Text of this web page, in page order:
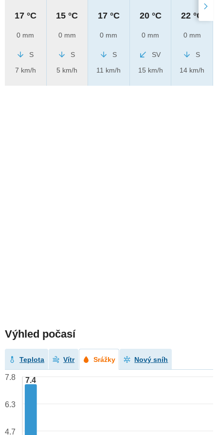
17 °C
0 mm
S
7 km/h
15 °C
0 mm
S
5 km/h
17 °C
0 mm
S
11 km/h
20 °C
0 mm
SV
15 km/h
22 °C
0 mm
S
14 km/h
Výhled počasí
Teplota Vítr Srážky Nový sníh
7.4
7.8
6.3
4.7